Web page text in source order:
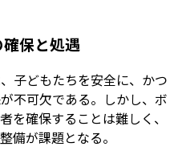
保と処遇
子どもたちを安全に、かつ
不可欠である。しかし、ボ
を確保することは難しく、
備が課題となる。